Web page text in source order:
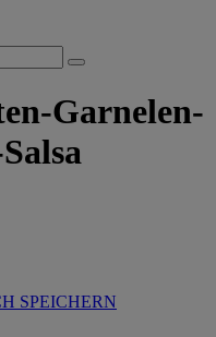
Garnelen-
SPEICHERN